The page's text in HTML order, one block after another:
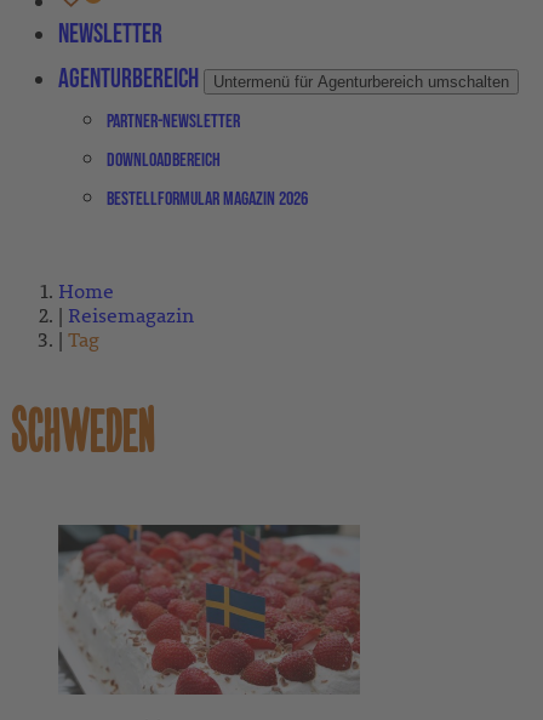
Newsletter
Agenturbereich
Untermenü für Agenturbereich umschalten
Partner-Newsletter
Downloadbereich
Bestellformular Magazin 2026
Home
Reisemagazin
Tag
SCHWEDEN